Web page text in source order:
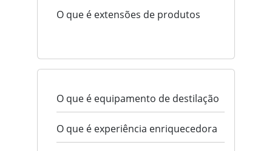
O que é extensões de produtos
O que é equipamento de destilação
O que é experiência enriquecedora